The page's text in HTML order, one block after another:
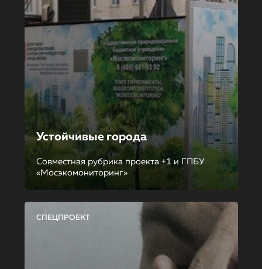
Устойчивые города
Совместная рубрика проекта +1 и ГПБУ
«Мосэкомониторинг»
СПЕЦПРОЕКТ